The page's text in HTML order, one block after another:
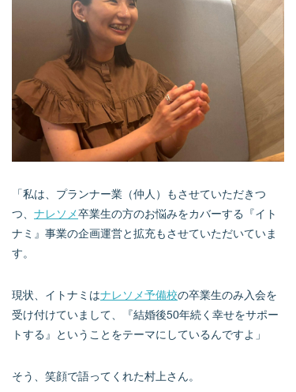
「私は、プランナー業（仲人）もさせていただきつ
つ、 ナレソメ卒業生の方のお悩みをカバーする『イト
ナミ』事業の企画運営と拡充もさせていただいていま
す。
現状、イトナミはナレソメ予備校の卒業生のみ入会を
受け付けていまして、『結婚後50年続く幸せをサポー
トする』ということをテーマにしているんですよ」
そう、笑顔で語ってくれた村上さん。